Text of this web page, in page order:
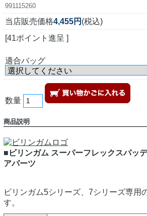
991115260
当店販売価格4,455円 (税込)
[41ポイント進呈 ]
適合バッグ
数量
商品説明
■ビリンガム スーパーフレックスパッ
アパーツ
ビリンガム5シリーズ、7シリーズ専用
す。